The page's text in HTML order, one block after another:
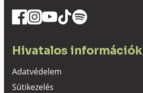
Hivatalos információk
Adatvédelem
Sütikezelés